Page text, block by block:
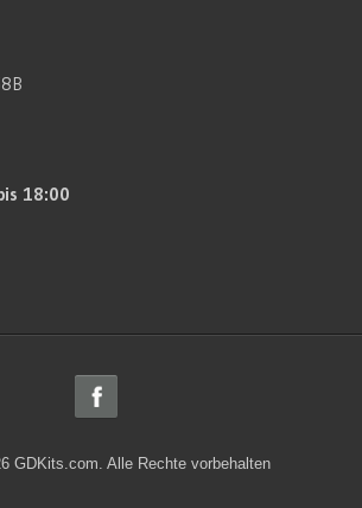
18:00
GDKits.com. Alle Rechte vorbehalten